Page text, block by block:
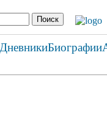
ДневникиБиографии